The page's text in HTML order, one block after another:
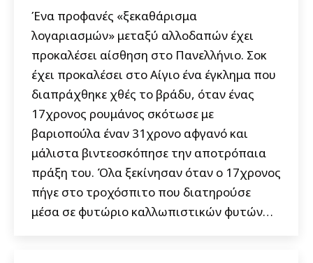
Ένα προφανές «ξεκαθάρισμα
λογαριασμών» μεταξύ αλλοδαπών έχει
προκαλέσει αίσθηση στο Πανελλήνιο. Σοκ
έχει προκαλέσει στο Αίγιο ένα έγκλημα που
διαπράχθηκε χθές το βράδυ, όταν ένας
17χρονος ρουμάνος σκότωσε με
βαριοπούλα έναν 31χρονο αφγανό και
μάλιστα βιντεοσκόπησε την αποτρόπαια
πράξη του. Όλα ξεκίνησαν όταν ο 17χρονος
πήγε στο τροχόσπιτο που διατηρούσε
μέσα σε φυτώριο καλλωπιστικών φυτών…